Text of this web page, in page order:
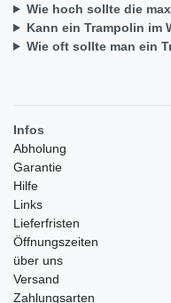
Wie hoch sollte die
Kann ein Trampolin im
Wie oft sollte man ein
Infos
Abholung
Garantie
Hilfe
Links
Lieferfristen
Öffnungszeiten
über uns
Versand
Zahlungsarten